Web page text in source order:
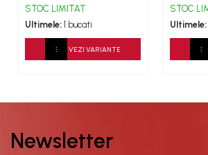
STOC LIMITAT
Ultimele: 1 bucati
VEZI VARIANTE
STOC
Ultimele:
Newsletter